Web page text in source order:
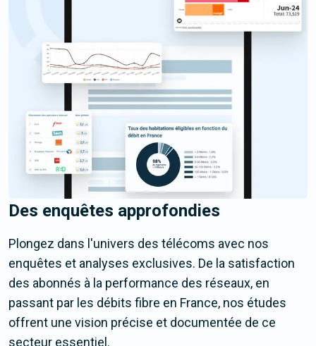
Des enquêtes approfondies
Plongez dans l'univers des télécoms avec nos
enquêtes et analyses exclusives. De la satisfaction
des abonnés à la performance des réseaux, en
passant par les débits fibre en France, nos études
offrent une vision précise et documentée de ce
secteur essentiel.